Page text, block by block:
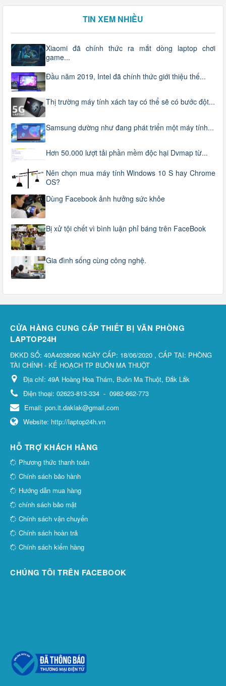
TIN XEM NHIỀU
Xiaomi đã chính thức ra mắt dòng laptop chơi
game...
Đầu năm 2019, Intel đã chính thức giới thiệu thế...
Thị trường máy tính xách tay có thể sẽ có bước đột...
Samsung dường như đang phát triển một máy tính...
Hơn 50.000 lượt tải phần mềm độc hại Dvmap từ...
Nên chọn mua máy tính Windows 10 S hay Chrome
OS?
Dùng Facebook ảnh hưởng sức khỏe
Bị xử tội chết vì bình luận phỉ báng trên FaceBook
Gia đình sống cùng công nghệ.
CỬA HÀNG CUNG CẤP THIẾT BỊ VĂN PHÒNG
LAPTOP24H
ĐKKD SỐ: 40A4038096 NGÀY CẤP: 18/06/2020 , CẤP TẠI: PHÒNG
TÀI CHÍNH - KẾ HOẠCH TP BUÔN MA THUỘT
Địa chỉ: 49A Hoàng Hoa Thám, Buôn Ma Thuột, Đắk Lắk
Điện thoại: 02623-813-334 - 0982-662-773
Email: pon.it.daklak@gmail.com
Website: http://laptop24h.vn
HỖ TRỢ KHÁCH HÀNG
Phương thức thanh toán
Chính sách bảo hành
Hướng dẫn mua hàng
chính sách bảo mật
Chính sách vận chuyển
Chính sách hoàn trả
Chính sách kiểm hàng
CHÚNG TÔI TRÊN FACEBOOK